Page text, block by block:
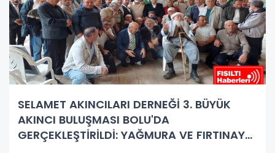
SELAMET AKINCILARI DERNEĞİ 3. BÜYÜK
AKINCI BULUŞMASI BOLU'DA
GERÇEKLEŞTİRİLDİ: YAĞMURA VE FIRTINAYA